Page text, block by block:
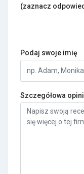
(zaznacz
Podaj swoje imię
Szczegółowa